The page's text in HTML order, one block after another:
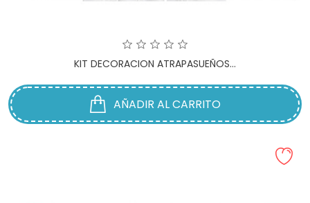
KIT DECORACION ATRAPASUEÑOS...
AÑADIR AL CARRITO